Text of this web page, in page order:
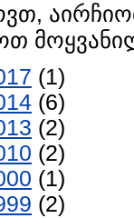
(1)
(6)
(2)
(2)
(1)
(2)